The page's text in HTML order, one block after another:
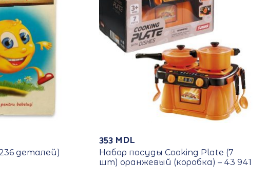
деталей)
353 MDL
Набор посуды Cooking Plate (7
шт) оранжевый (коробка) – 43 941